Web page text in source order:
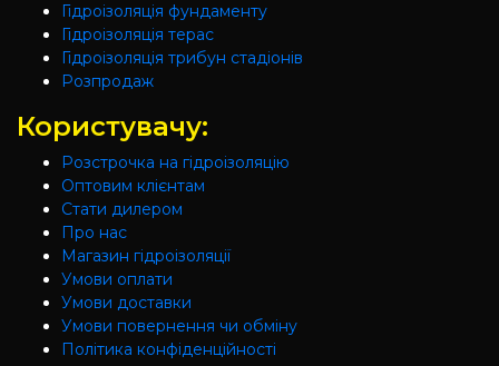
Гідроізоляція фундаменту
Гідроізоляція терас
Гідроізоляція трибун стадіонів
Розпродаж
Користувачу:
Розстрочка на гідроізоляцію
Оптовим клієнтам
Стати дилером
Про нас
Магазин гідроізоляції
Умови оплати
Умови доставки
Умови повернення чи обміну
Політика конфіденційності